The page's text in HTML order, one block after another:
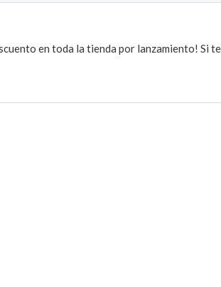
en toda la tienda por lanzamiento! Si